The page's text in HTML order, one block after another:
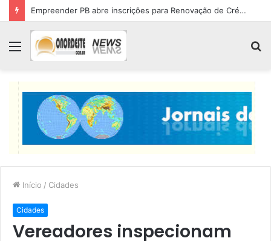
Empreender PB abre inscrições para Renovação de Crédito
Menu
Início / Cidades
Cidades
Vereadores inspecionam